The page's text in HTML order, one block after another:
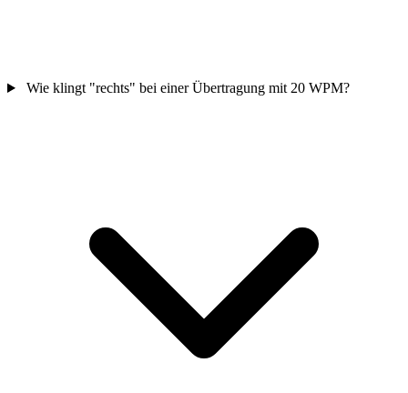
Wie klingt "rechts" bei einer Übertragung mit 20 WPM?